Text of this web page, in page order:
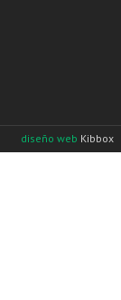
diseño web Kibbox